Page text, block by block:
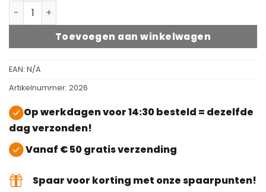
Osmo Decorwas 3111 Wit aantal
Toevoegen aan winkelwagen
EAN: N/A
Artikelnummer: 2026
Op werkdagen voor 14:30 besteld = dezelfde
dag verzonden!
Vanaf € 50 gratis verzending
Spaar voor korting met onze spaarpunten!